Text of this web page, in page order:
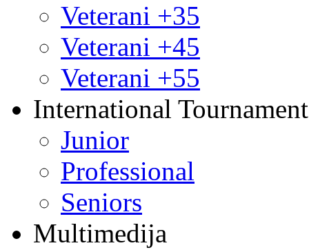
Veterani +35
Veterani +45
Veterani +55
International
Junior
Professional
Seniors
Multimedija